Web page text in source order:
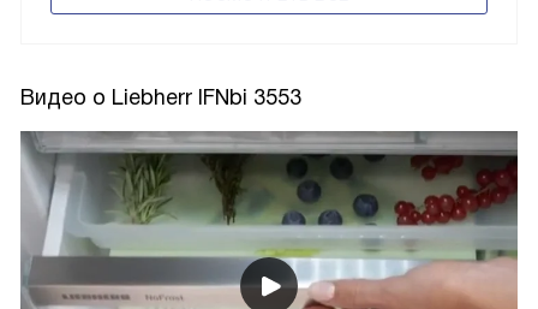
Видео о Liebherr IFNbi 3553